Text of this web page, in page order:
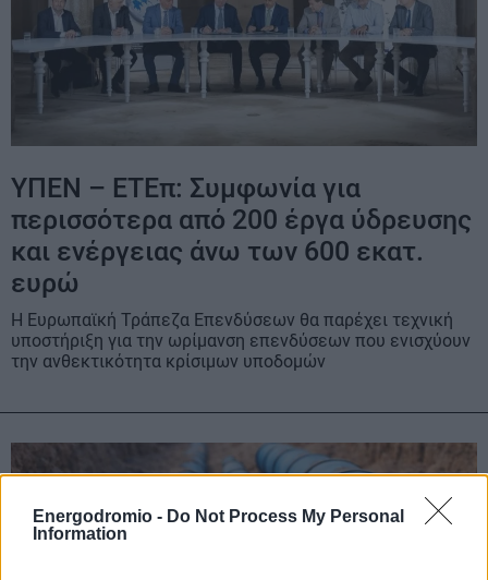
Energodromio - Do Not Process My Personal
Information
ΥΠΕΝ – ΕΤΕπ: Συμφωνία για
περισσότερα από 200 έργα ύδρευσης
και ενέργειας άνω των 600 εκατ.
ευρώ
Η Ευρωπαϊκή Τράπεζα Επενδύσεων θα παρέχει τεχνική
υποστήριξη για την ωρίμανση επενδύσεων που ενισχύουν
την ανθεκτικότητα κρίσιμων υποδομών